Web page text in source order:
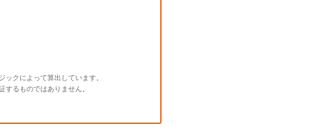
クによって算出しています。
るものではありません。